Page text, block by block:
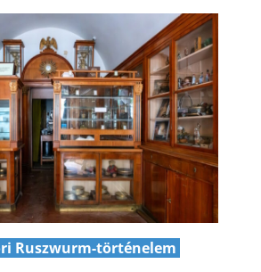
Ruszwurm-történelem